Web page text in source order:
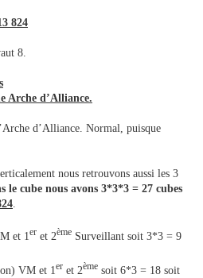
824
8.
Arche d’Alliance.
d’Alliance. Normal, puisque
nous retrouvons aussi les 3
le cube nous avons 3*3*3 = 27 cubes
.
et 1 er et 2ème Surveillant soit 3*3 = 9
VM et 1er et 2ème soit 6*3 = 18 soit